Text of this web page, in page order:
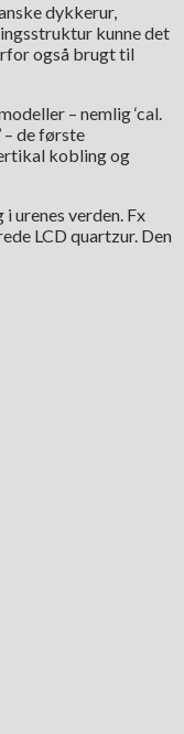
dykkerur,
kunne det
også brugt til
– nemlig ‘cal.
– de første
kobling og
urenes verden. Fx
LCD quartzur. Den